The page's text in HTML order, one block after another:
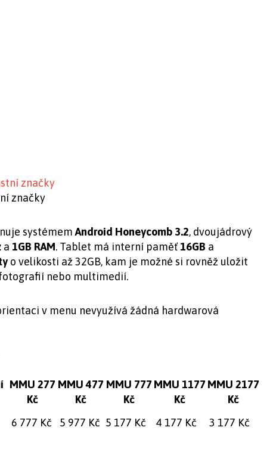
značky
systémemAndroid Honeycomb 3.2, dvoujádrový
a 1GB RAM. Tablet má interní paměť 16GB a
o velikosti až 32GB, kam je možné si rovněž uložit
nebo multimedií.
v menu nevyužívá žádná hardwarová
MMU 277
Kč
MMU 477
Kč
MMU 777
Kč
MMU 1177
Kč
MMU 2177
Kč
6 777 Kč 5 977 Kč 5 177 Kč 4 177 Kč 3 177 Kč